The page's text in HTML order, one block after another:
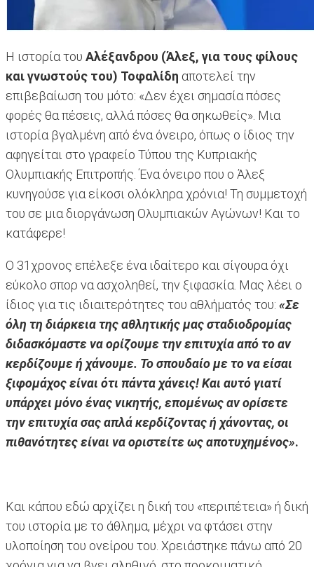
Η ιστορία του Αλέξανδρου (Άλεξ, για τους φίλους
και γνωστούς του) Τοφαλίδη αποτελεί την
επιβεβαίωση του μότο: «Δεν έχει σημασία πόσες
φορές θα πέσεις, αλλά πόσες θα σηκωθείς». Μια
ιστορία βγαλμένη από ένα όνειρο, όπως ο ίδιος την
αφηγείται στο γραφείο Τύπου της Κυπριακής
Ολυμπιακής Επιτροπής. Ένα όνειρο που ο Άλεξ
κυνηγούσε για είκοσι ολόκληρα χρόνια! Τη συμμετοχή
του σε μια διοργάνωση Ολυμπιακών Αγώνων! Και το
κατάφερε!
Ο 31χρονος επέλεξε ένα ιδαίτερο και σίγουρα όχι
εύκολο σπορ να ασχοληθεί, την ξιφασκία. Μας λέει ο
ίδιος για τις ιδιαιτερότητες του αθλήματός του: «Σε
όλη τη διάρκεια της αθλητικής μας σταδιοδρομίας
διδασκόμαστε να ορίζουμε την επιτυχία από το αν
κερδίζουμε ή χάνουμε. Το σπουδαίο με το να είσαι
ξιφομάχος είναι ότι πάντα χάνεις! Και αυτό γιατί
υπάρχει μόνο ένας νικητής, επομένως αν ορίσετε
την επιτυχία σας απλά κερδίζοντας ή χάνοντας, οι
πιθανότητες είναι να οριστείτε ως αποτυχημένος».
Και κάπου εδώ αρχίζει η δική του «περιπέτεια» ή δική
του ιστορία με το άθλημα, μέχρι να φτάσει στην
υλοποίηση του ονείρου του. Χρειάστηκε πάνω από 20